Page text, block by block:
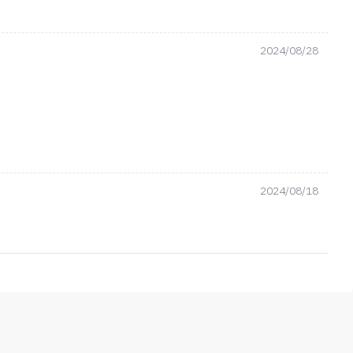
2024/08/28
2024/08/18